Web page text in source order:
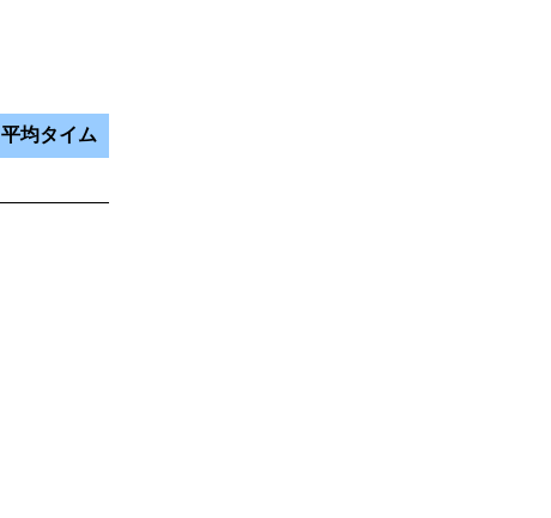
平均タイム